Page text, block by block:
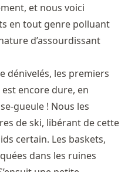
et nous voici
en tout genre polluant
d’assourdissant
dénivelés, les premiers
encore dure, en
gueule ! Nous les
de ski, libérant de cette
certain. Les baskets,
dans les ruines